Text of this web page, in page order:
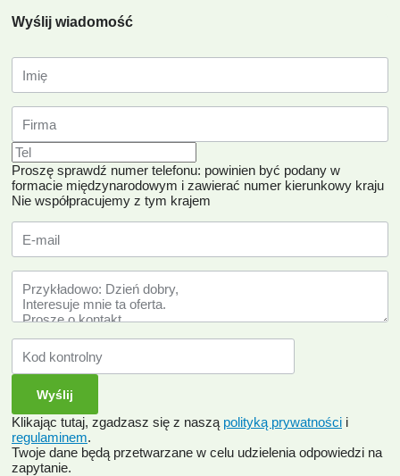
Wyślij wiadomość
Proszę sprawdź numer telefonu: powinien być podany w
formacie międzynarodowym i zawierać numer kierunkowy kraju
Nie współpracujemy z tym krajem
Klikając tutaj, zgadzasz się z naszą polityką prywatności i
regulaminem.
Twoje dane będą przetwarzane w celu udzielenia odpowiedzi na
zapytanie.